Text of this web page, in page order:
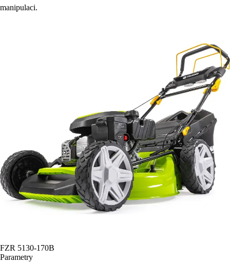
manipulaci.
FZR 5130-170B
Parametry